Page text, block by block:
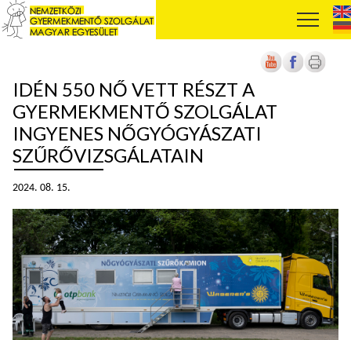
IDÉN 550 NŐ VETT RÉSZT A
GYERMEKMENTŐ SZOLGÁLAT
INGYENES NŐGYÓGYÁSZATI
SZŰRŐVIZSGÁLATAIN
2024. 08. 15.